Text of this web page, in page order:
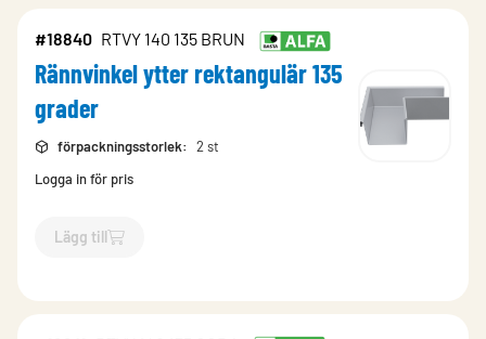
#18840 RTVY 140 135 BRUN
Rännvinkel ytter rektangulär 135
grader
förpackningsstorlek:
2 st
Logga in för pris
Lägg till
`$Lägg till